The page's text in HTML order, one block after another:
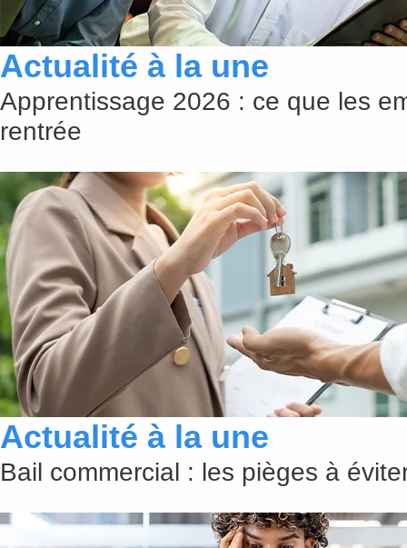
Actualité à la une
Apprentissage 2026 : ce que les
rentrée
Actualité à la une
Bail commercial : les pièges à